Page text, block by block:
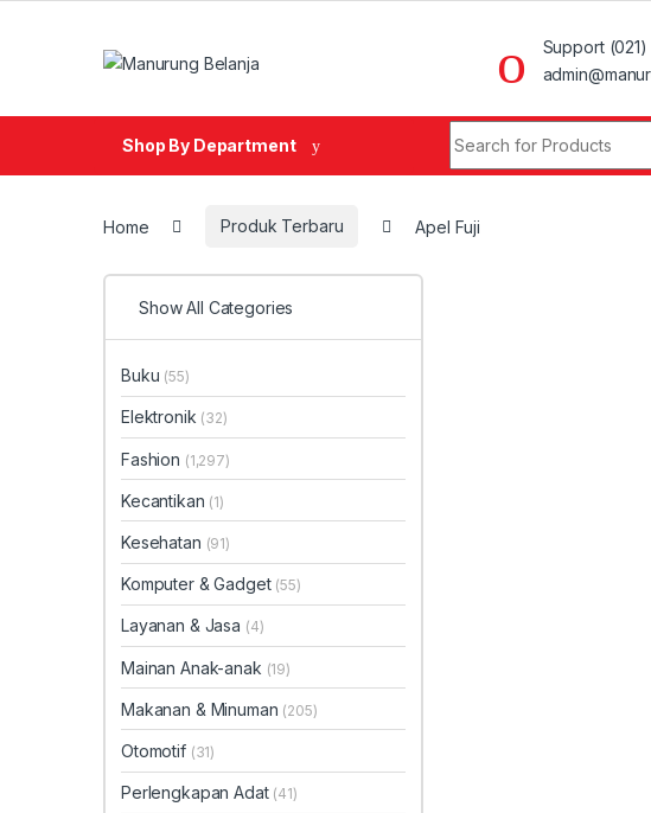
Support
Shop By Department
Home Produk Terbaru Apel Fuji
Show All Categories
Buku (55)
Elektronik (32)
Fashion (1,297)
Kecantikan (1)
Kesehatan (91)
Komputer & Gadget (55)
Layanan & Jasa (4)
Mainan Anak-anak (19)
Makanan & Minuman (205)
Otomotif (31)
Perlengkapan Adat (41)